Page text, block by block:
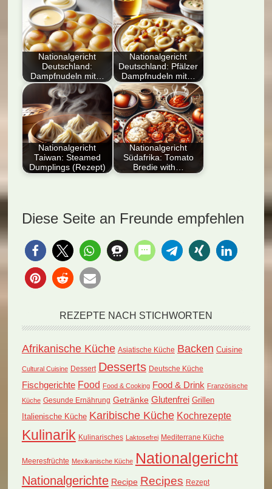
Nationalgericht
Deutschland:
Dampfnudeln mit…
In diesem Artikel wird
das traditionelle
Rezept für deutsche
Dampfnudeln…
Nationalgericht
Deutschland: Pfälzer
Dampfnudeln mit…
Dieser Artikel bietet
ein detailliertes Rezept
für das traditionelle
deutsche…
Nationalgericht
Taiwan: Steamed
Dumplings (Rezept)
Dumplings (Rezept).
Zarte Teigtaschen,…
Nationalgericht
Südafrika: Tomato
Bredie with…
Bredie with Dumplings
(Rezept).…
Diese Seite an Freunde empfehlen
REZEPTE NACH STICHWORTEN
Afrikanische Küche Asiatische Küche Backen Cuisine
Cultural Cuisine Dessert Desserts Deutsche Küche
Fischgerichte Food Food & Cooking Food & Drink Französische
Küche Gesunde Ernährung Getränke Glutenfrei Grillen
Italienische Küche Karibische Küche Kochrezepte
Kulinarik Kulinarisches Laktosefrei Mediterrane Küche
Meeresfrüchte Mexikanische Küche Nationalgericht
Nationalgerichte Recipe Recipes Rezept